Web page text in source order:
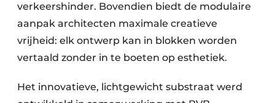
verkeershinder. Bovendien biedt de modulaire
aanpak architecten maximale creatieve
vrijheid: elk ontwerp kan in blokken worden
vertaald zonder in te boeten op esthetiek.
Het innovatieve, lichtgewicht substraat werd